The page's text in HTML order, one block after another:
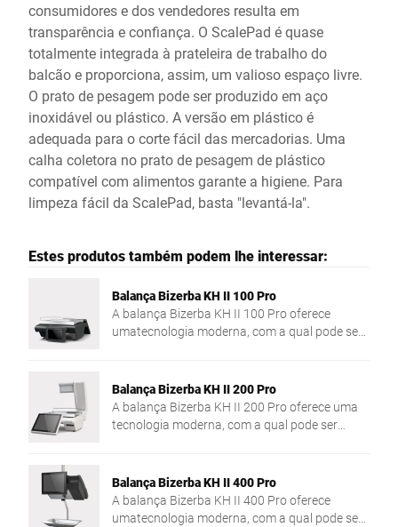
consumidores e dos vendedores resulta em
transparência e confiança. O ScalePad é quase
totalmente integrada à prateleira de trabalho do
balcão e proporciona, assim, um valioso espaço livre.
O prato de pesagem pode ser produzido em aço
inoxidável ou plástico. A versão em plástico é
adequada para o corte fácil das mercadorias. Uma
calha coletora no prato de pesagem de plástico
compatível com alimentos garante a higiene. Para
limpeza fácil da ScalePad, basta "levantá-la".
Estes produtos também podem lhe interessar:
Balança Bizerba KH II 100 Pro
A balança Bizerba KH II 100 Pro oferece
umatecnologia moderna, com a qual pode ser
grande memória principal.
Balança Bizerba KH II 200 Pro
A balança Bizerba KH II 200 Pro oferece uma
tecnologia moderna, com a qual pode ser
grande memória principal.
Balança Bizerba KH II 400 Pro
A balança Bizerba KH II 400 Pro oferece
umatecnologia moderna, com a qual pode ser